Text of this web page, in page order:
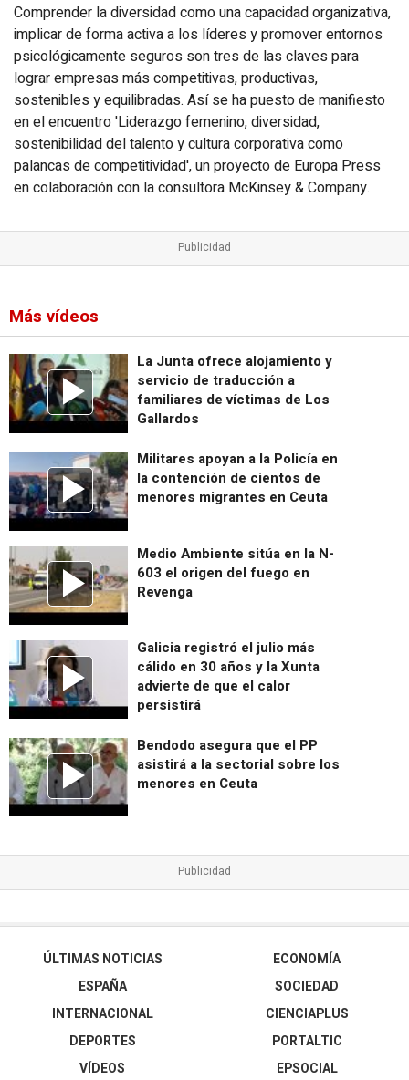
Comprender la diversidad como una capacidad organizativa,
implicar de forma activa a los líderes y promover entornos
psicológicamente seguros son tres de las claves para
lograr empresas más competitivas, productivas,
sostenibles y equilibradas. Así se ha puesto de manifiesto
en el encuentro 'Liderazgo femenino, diversidad,
sostenibilidad del talento y cultura corporativa como
palancas de competitividad', un proyecto de Europa Press
en colaboración con la consultora McKinsey & Company.
Más vídeos
La Junta ofrece alojamiento y
servicio de traducción a
familiares de víctimas de Los
Gallardos
Militares apoyan a la Policía en
la contención de cientos de
menores migrantes en Ceuta
Medio Ambiente sitúa en la N-
603 el origen del fuego en
Revenga
Galicia registró el julio más
cálido en 30 años y la Xunta
advierte de que el calor
persistirá
Bendodo asegura que el PP
asistirá a la sectorial sobre los
menores en Ceuta
ÚLTIMAS NOTICIAS
ESPAÑA
INTERNACIONAL
DEPORTES
VÍDEOS
ECONOMÍA
SOCIEDAD
CIENCIAPLUS
PORTALTIC
EPSOCIAL